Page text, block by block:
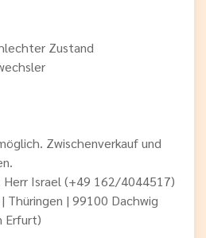
Zustand
Zwischenverkauf und
Herr Israel (+49 162/4044517)
Thüringen | 99100 Dachwig
Erfurt)